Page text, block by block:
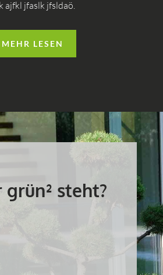
ajfkl jfaslk jfsldaö.
MEHR LESEN
grün² steht?